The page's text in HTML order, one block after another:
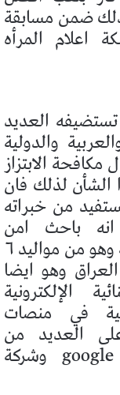
ضمن مسابقة
اعلام المرأه
العديد
والدولية
الابتزاز
الشأن لذلك فان
من خبراته
انه باحث امن
المعلومات محترف رغم صغر سنه وهو من مواليد ٦
العراق وهو ايضا
الإلكترونية
في منصات
العديد من
الشهادات التقنية من شركة google وشركة